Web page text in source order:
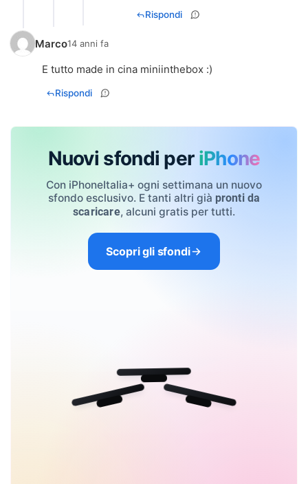
Rispondi
Marco14 anni fa
E tutto made in cina miniinthebox :)
Rispondi
Nuovi sfondi per iPhone
Con iPhoneItalia+ ogni settimana un nuovo
sfondo esclusivo. E tanti altri già pronti da
scaricare, alcuni gratis per tutti.
Scopri gli sfondi